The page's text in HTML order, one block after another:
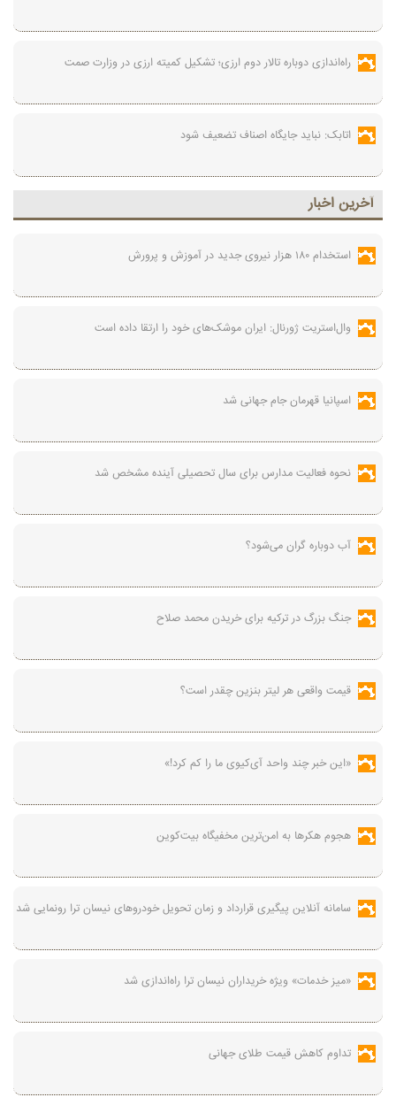
راه‌اندازی دوباره تالار دوم ارزی؛ تشکیل کمیته ارزی در وزارت صمت
اتابک: نباید جایگاه اصناف تضعیف شود
آخرين اخبار
استخدام ۱۸۰ هزار نیروی جدید در آموزش‌ و پرورش
وال‌استریت ژورنال: ایران موشک‌های خود را ارتقا داده است
اسپانیا قهرمان جام جهانی شد
نحوه فعالیت مدارس برای سال تحصیلی آینده مشخص شد
آب دوباره گران می‌شود؟
جنگ بزرگ در ترکیه برای خریدن محمد صلاح
قیمت واقعی هر لیتر بنزین چقدر است؟
«این خبر چند واحد آی‌کیوی ما را کم کرد!»
هجوم هکرها به امن‌ترین مخفیگاه بیت‌کوین
سامانه آنلاین پیگیری قرارداد‌ و زمان تحویل خودرو‌های نیسان ترا رونمایی شد
«میز خدمات» ویژه خریداران نیسان ترا راه‌اندازی شد
تداوم کاهش قیمت طلای جهانی